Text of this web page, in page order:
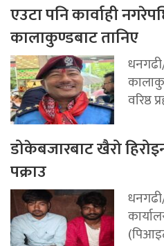
एउटा पनि कार्वाही
कालाकुण्डबाट तानिए
वरिष्ठ
डोकेबजारबाट खैरो
पक्राउ